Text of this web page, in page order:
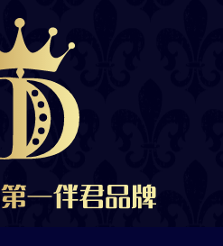
招聘合作
布里斯班